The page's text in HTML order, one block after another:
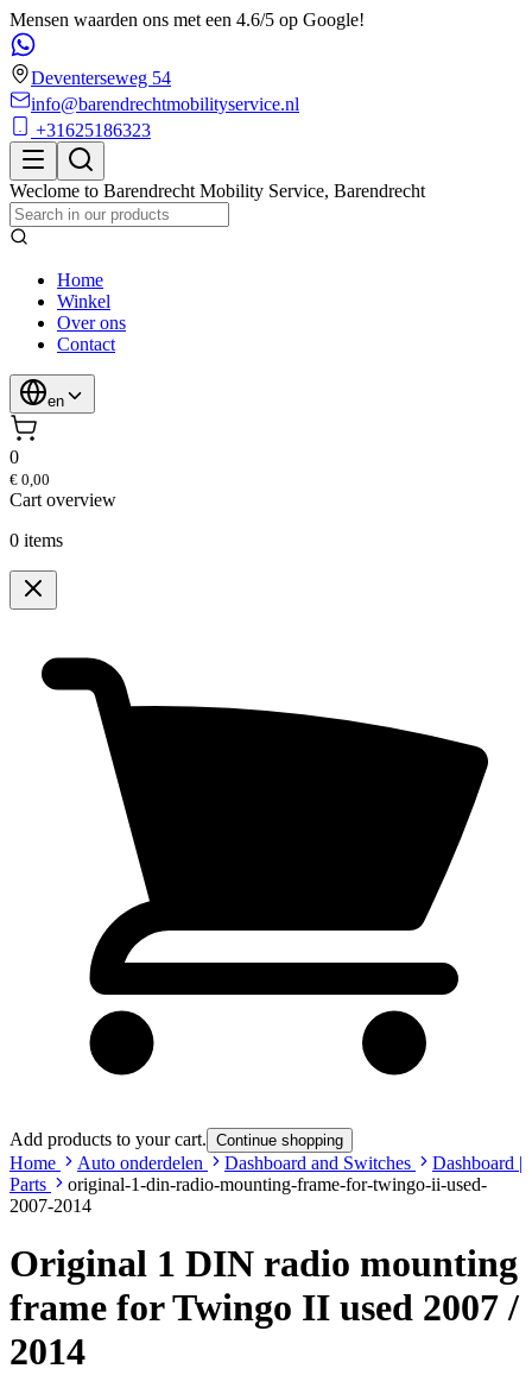
Mensen waarden ons met een 4.6/5 op Google!
Deventerseweg 54
info@barendrechtmobilityservice.nl
+31625186323
Weclome to Barendrecht Mobility Service, Barendrecht
Home
Winkel
Over ons
Contact
en
0
€ 0,00
Cart overview
0 items
Add products to your cart. Continue shopping
Home Auto onderdelen Dashboard and Switches
Dashboard |
Parts
original-1-din-radio-mounting-frame-for-twingo-ii-used-
2007-2014
Original 1 DIN radio mounting
frame for Twingo II used 2007 /
2014